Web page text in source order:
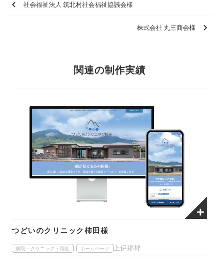
社会福祉法人 筑北村社会福祉協議会様
株式会社 丸三商会様
関連の制作実績
つどいのクリニック柿田様
病院・クリニック・福祉 ホームページ 上伊那郡